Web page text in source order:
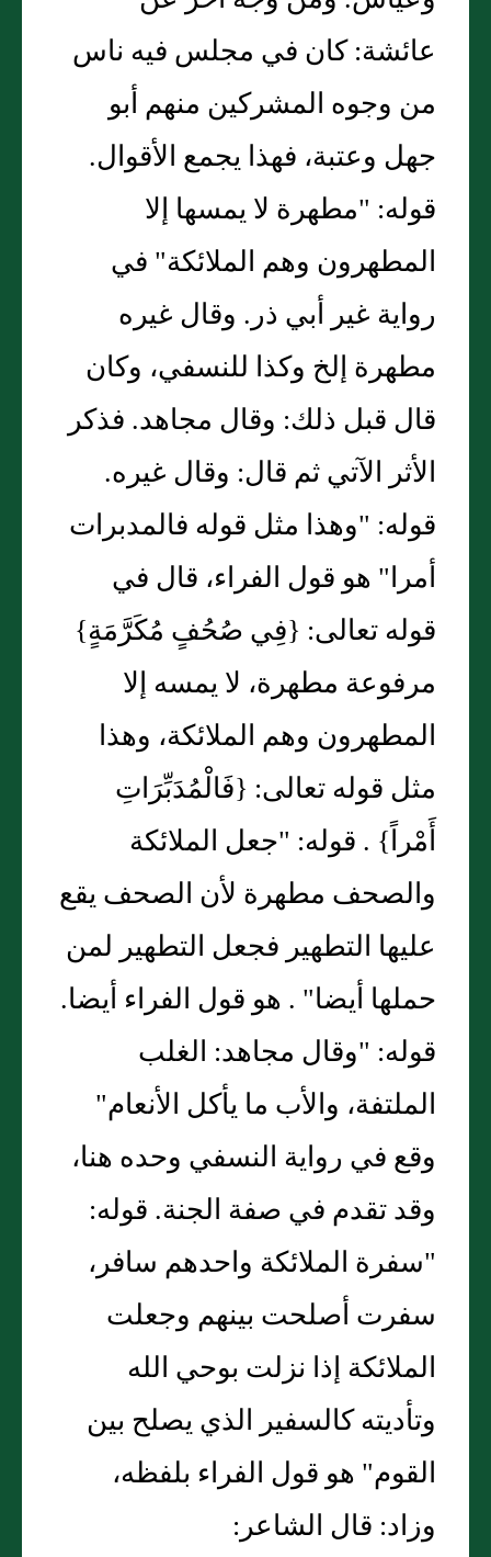
عائشة: كان في مجلس فيه ناس
من وجوه المشركين منهم أبو
جهل وعتبة، فهذا يجمع الأقوال.
قوله: "مطهرة لا يمسها إلا
المطهرون وهم الملائكة" في
رواية غير أبي ذر. وقال غيره
مطهرة إلخ وكذا للنسفي، وكان
قال قبل ذلك: وقال مجاهد. فذكر
الأثر الآتي ثم قال: وقال غيره.
قوله: "وهذا مثل قوله فالمدبرات
أمرا" هو قول الفراء، قال في
قوله تعالى: {فِي صُحُفٍ مُكَرَّمَةٍ}
مرفوعة مطهرة، لا يمسه إلا
المطهرون وهم الملائكة، وهذا
مثل قوله تعالى: {فَالْمُدَبِّرَاتِ
أَمْراً} . قوله: "جعل الملائكة
والصحف مطهرة لأن الصحف يقع
عليها التطهير فجعل التطهير لمن
حملها أيضا" . هو قول الفراء أيضا.
قوله: "وقال مجاهد: الغلب
الملتفة، والأب ما يأكل الأنعام"
وقع في رواية النسفي وحده هنا،
وقد تقدم في صفة الجنة. قوله:
"سفرة الملائكة واحدهم سافر،
سفرت أصلحت بينهم وجعلت
الملائكة إذا نزلت بوحي الله
وتأديته كالسفير الذي يصلح بين
القوم" هو قول الفراء بلفظه،
وزاد: قال الشاعر: